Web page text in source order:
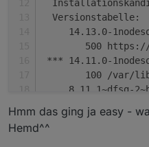
  Versionstabelle:
14.13.0-
500
*** 14.11.0-
100 /var/
8.11.1~dfsg-
4.8.2~dfsg-1
Hmm das ging ja easy -
Hemd^^